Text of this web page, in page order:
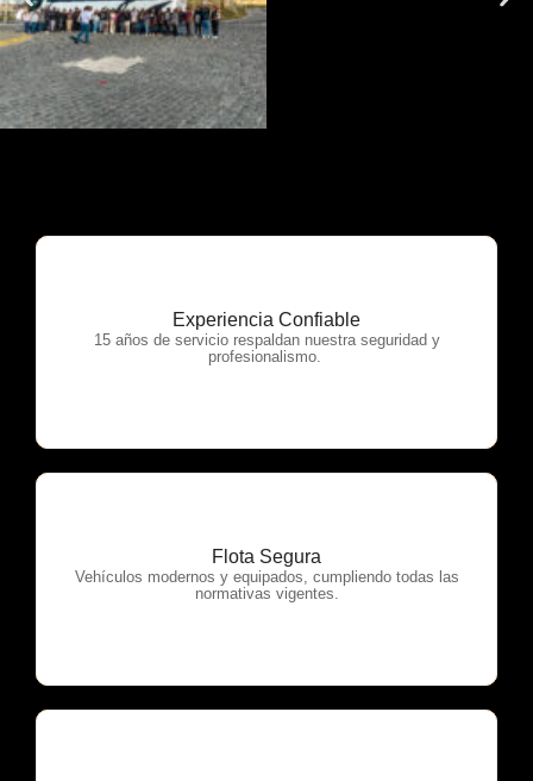
Experiencia Confiable
15 años de servicio respaldan nuestra seguridad y
profesionalismo.
OTP Servicios
Flota Segura
Vehículos modernos y equipados, cumpliendo todas las
normativas vigentes.
OTP Servicios